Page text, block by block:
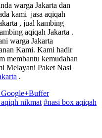
warga Jakarta dan
kami jasa aqiqah
, jual kambing
aqiqah Jakarta .
warga Jakarta
Kami. Kami hadir
membantu kemudahan
Melayani Paket Nasi
.
Google+Buffer
nikmat #nasi box aqiqah